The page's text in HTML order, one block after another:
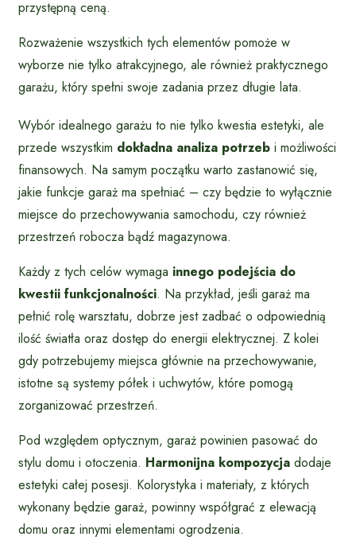
przystępną ceną.
Rozważenie wszystkich tych elementów pomoże w
wyborze nie tylko atrakcyjnego, ale również praktycznego
garażu, który spełni swoje zadania przez długie lata.
Wybór idealnego garażu to nie tylko kwestia estetyki, ale
przede wszystkim dokładna analiza potrzeb i możliwości
finansowych. Na samym początku warto zastanowić się,
jakie funkcje garaż ma spełniać – czy będzie to wyłącznie
miejsce do przechowywania samochodu, czy również
przestrzeń robocza bądź magazynowa.
Każdy z tych celów wymaga innego podejścia do
kwestii funkcjonalności. Na przykład, jeśli garaż ma
pełnić rolę warsztatu, dobrze jest zadbać o odpowiednią
ilość światła oraz dostęp do energii elektrycznej. Z kolei
gdy potrzebujemy miejsca głównie na przechowywanie,
istotne są systemy półek i uchwytów, które pomogą
zorganizować przestrzeń.
Pod względem optycznym, garaż powinien pasować do
stylu domu i otoczenia. Harmonijna kompozycja dodaje
estetyki całej posesji. Kolorystyka i materiały, z których
wykonany będzie garaż, powinny współgrać z elewacją
domu oraz innymi elementami ogrodzenia.